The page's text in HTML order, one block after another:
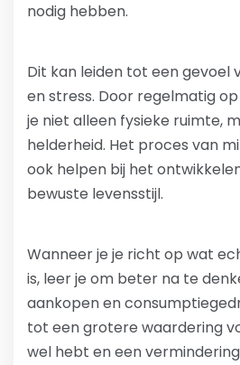
nodig hebben.
Dit kan leiden tot een gevoel
en stress. Door regelmatig
je niet alleen fysieke ruimte,
helderheid. Het proces van
ook helpen bij het
bewuste levensstijl.
Wanneer je je richt op wat
is, leer je om beter na te
aankopen en
tot een grotere waardering
wel hebt en een